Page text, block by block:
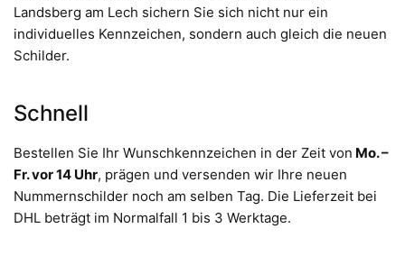
Landsberg am Lech sichern Sie sich nicht nur ein
individuelles Kennzeichen, sondern auch gleich die neuen
Schilder.
Schnell
Bestellen Sie Ihr Wunschkennzeichen in der Zeit von Mo. –
Fr. vor 14 Uhr, prägen und versenden wir Ihre neuen
Nummernschilder noch am selben Tag. Die Lieferzeit bei
DHL beträgt im Normalfall 1 bis 3 Werktage.